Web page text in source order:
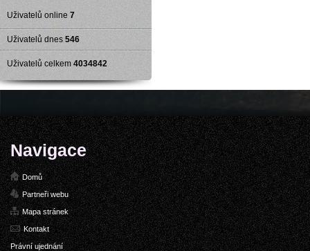
Uživatelů online 7
Uživatelů dnes 546
Uživatelů celkem 4034842
Navigace
Domů
Partneři webu
Mapa stránek
Kontakt
Právní ujednání